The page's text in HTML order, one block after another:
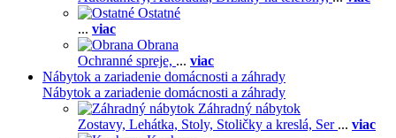
Ostatné
... viac
Obrana
Ochranné spreje, ... viac
Nábytok a zariadenie domácnosti a záhrady
Nábytok a zariadenie domácnosti a záhrady
Záhradný nábytok
Zostavy, Lehátka, Stoly, Stoličky a kreslá, Ser ... viac